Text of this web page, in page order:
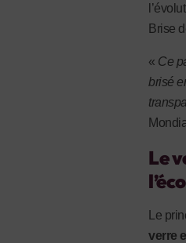
Brise
« Ce
brisé
Le
Le
verre